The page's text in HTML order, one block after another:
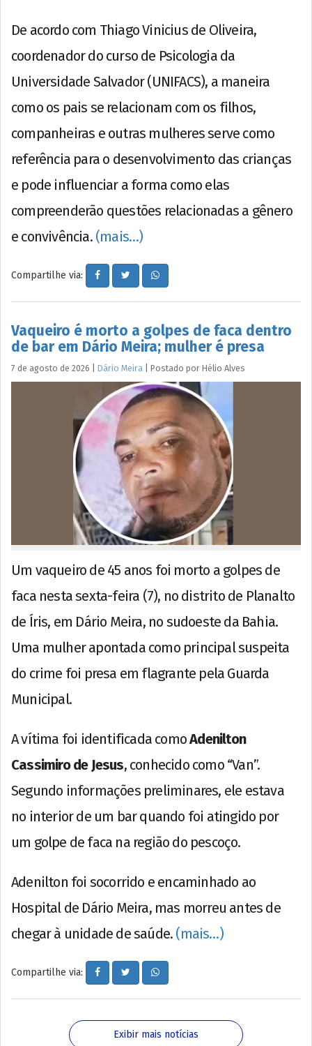
De acordo com Thiago Vinicius de Oliveira,
coordenador do curso de Psicologia da
Universidade Salvador (UNIFACS), a maneira
como os pais se relacionam com os filhos,
companheiras e outras mulheres serve como
referência para o desenvolvimento das crianças
e pode influenciar a forma como elas
compreenderão questões relacionadas a gênero
e convivência. (mais…)
Compartilhe via:
Vaqueiro é morto a golpes de faca dentro
de bar em Dário Meira; mulher é presa
7 de agosto de 2026 Dário Meira Postado por Hélio Alves
Um vaqueiro de 45 anos foi morto a golpes de
faca nesta sexta-feira (7), no distrito de Planalto
de Íris, em Dário Meira, no sudoeste da Bahia.
Uma mulher apontada como principal suspeita
do crime foi presa em flagrante pela Guarda
Municipal.
A vítima foi identificada comoAdenilton
Cassimiro de Jesus, conhecido como “Van”.
Segundo informações preliminares, ele estava
no interior de um bar quando foi atingido por
um golpe de faca na região do pescoço.
Adenilton foi socorrido e encaminhado ao
Hospital de Dário Meira, mas morreu antes de
chegar à unidade de saúde. (mais…)
Compartilhe via:
Exibir mais notícias